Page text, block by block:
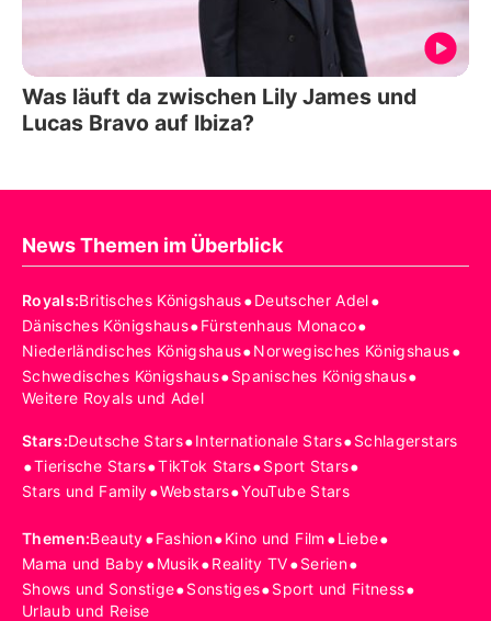
Was läuft da zwischen Lily James und
Lucas Bravo auf Ibiza?
News Themen im Überblick
Royals:Britisches Königshaus•Deutscher Adel•
Dänisches Königshaus•Fürstenhaus Monaco•
Niederländisches Königshaus•Norwegisches Königshaus•
Schwedisches Königshaus•Spanisches Königshaus•
Weitere Royals und Adel
Stars:Deutsche Stars•Internationale Stars•Schlagerstars
•Tierische Stars•TikTok Stars•Sport Stars•
Stars und Family•Webstars•YouTube Stars
Themen:Beauty•Fashion•Kino und Film •Liebe•
Mama und Baby•Musik•Reality TV•Serien•
Shows und Sonstige•Sonstiges•Sport und Fitness•
Urlaub und Reise